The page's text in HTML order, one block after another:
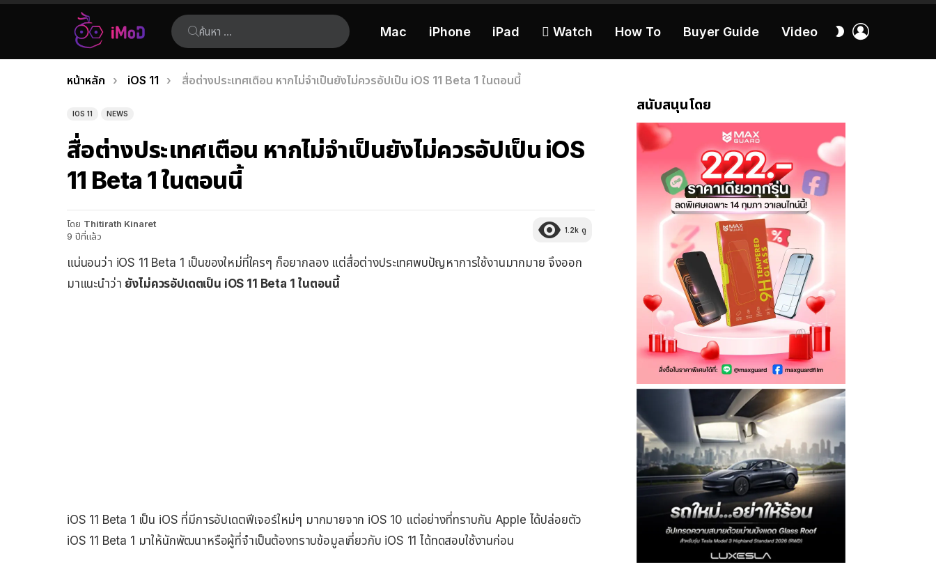
ค้นหา:
Mac iPhone iPad  Watch How To Buyer Guide Video
สลับ
เรื่อง
ล่าสุด
คุณอยู่ที่นี่:
หน้าหลัก iOS 11 สื่อต่างประเทศเตือน หากไม่จำเป็นยังไม่ควรอัปเป็น iOS 11 Beta 1 ในตอนนี้
IOS 11 NEWS
สื่อต่างประเทศเตือน หากไม่จำเป็นยังไม่ควรอัปเป็น iOS
11 Beta 1 ในตอนนี้
โดย Thitirath Kinaret
9 ปีที่แล้ว
1.2k ดู
แน่นอนว่า iOS 11 Beta 1 เป็นของใหม่ที่ใครๆ ก็อยากลอง แต่สื่อต่างประเทศพบปัญหาการใช้งานมากมาย จึงออก
มาแนะนำว่า ยังไม่ควรอัปเดตเป็น iOS 11 Beta 1 ในตอนนี้
iOS 11 Beta 1 เป็น iOS ที่มีการอัปเดตฟีเจอร์ใหม่ๆ มากมายจาก iOS 10 แต่อย่างที่ทราบกัน Apple ได้ปล่อยตัว
iOS 11 Beta 1 มาให้นักพัฒนาหรือผู้ที่จำเป็นต้องทราบข้อมูลเกี่ยวกับ iOS 11 ได้ทดสอบใช้งานก่อน
สนับสนุนโดย